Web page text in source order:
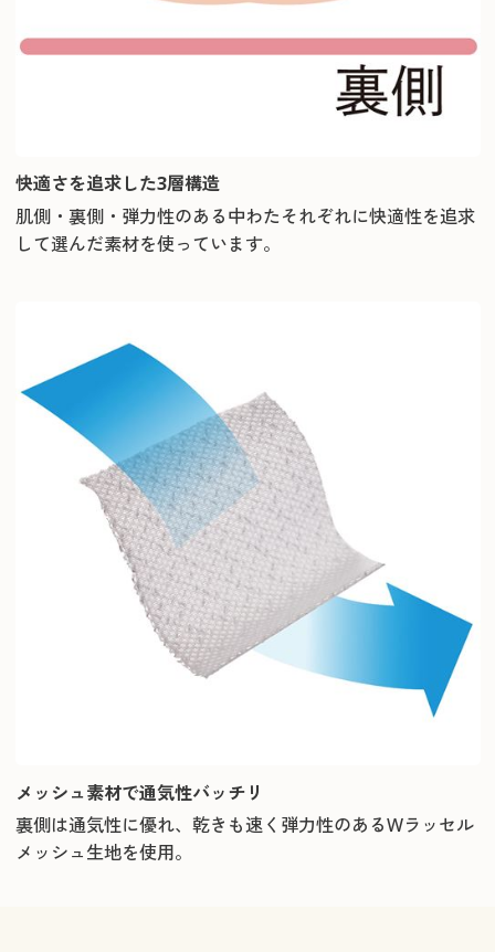
快適さを追求した3層構造
肌側・裏側・弾力性のある中わたそれぞれに快適性を追求
して選んだ素材を使っています。
メッシュ素材で通気性バッチリ
裏側は通気性に優れ、乾きも速く弾力性のあるWラッセル
メッシュ生地を使用。